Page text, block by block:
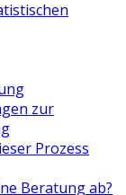
zur
Prozess
Beratung ab?